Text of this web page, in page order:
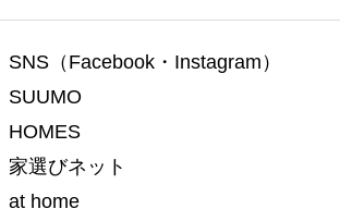
SNS（Facebook・Instagram）
SUUMO
HOMES
家選びネット
at home